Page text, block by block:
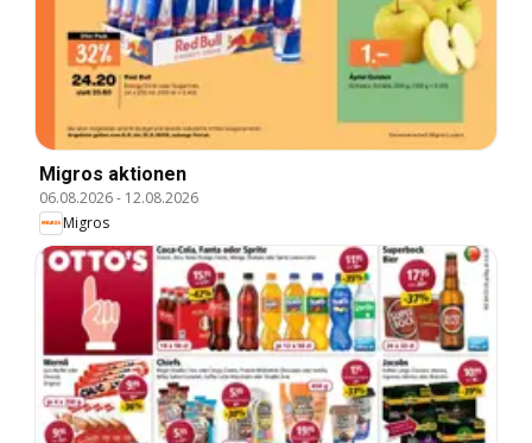
Migros aktionen
06.08.2026- 12.08.2026
Migros